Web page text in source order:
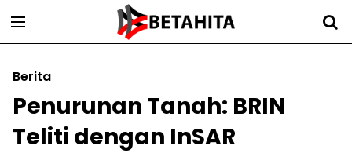
Berita
Penurunan Tanah: BRIN
Teliti dengan InSAR